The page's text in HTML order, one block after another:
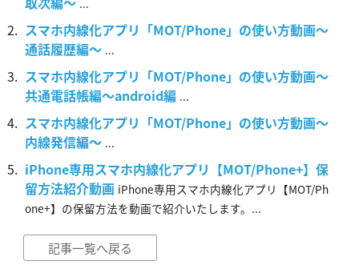
...
スマホ内線化アプリ「MOT/Phone」の使い方動画～
通話履歴編～ ...
スマホ内線化アプリ「MOT/Phone」の使い方動画～
共通電話帳編～android編 ...
スマホ内線化アプリ「MOT/Phone」の使い方動画～
内線発信編～ ...
iPhone専用スマホ内線化アプリ【MOT/Phone+】保
留方法紹介動画 iPhone専用スマホ内線化アプリ【MOT/Ph
one+】の保留方法を動画で紹介いたします。...
記事一覧へ戻る